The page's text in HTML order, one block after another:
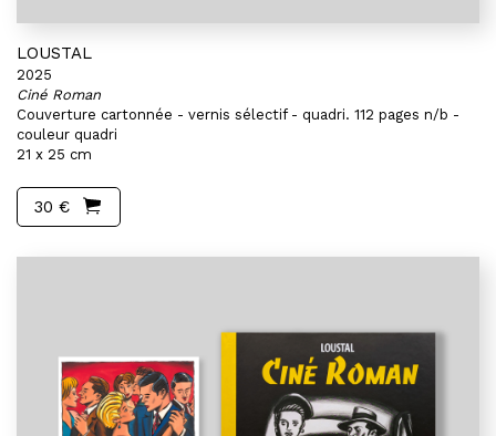
LOUSTAL
2025
Ciné Roman
Couverture cartonnée - vernis sélectif - quadri. 112 pages n/b -
couleur quadri
21 x 25 cm
30 €